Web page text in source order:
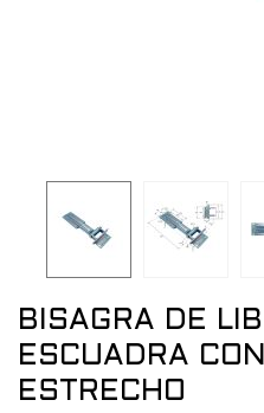
BISAGRA DE
ESCUADRA
ESTRECHO